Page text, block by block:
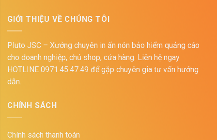
GIỚI THIỆU VỀ CHÚNG TÔI
Pluto JSC – Xưởng chuyên in ấn nón bảo hiểm quảng cáo
cho doanh nghiệp, chủ shop, cửa hàng. Liên hệ ngay
HOTLINE 0971.45.47.49 để gặp chuyên gia tư vấn hướng
dẫn.
CHÍNH SÁCH
Chính sách thanh toán